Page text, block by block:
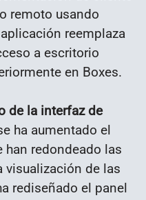
remoto usando
reemplaza
a escritorio
en Boxes.
de la interfaz de
ha aumentado el
redondeado las
visualización de las
rediseñado el panel